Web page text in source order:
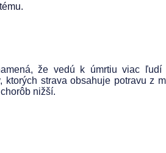
že vedú k úmrtiu viac ľudí
strava obsahuje potravu z
nižší.